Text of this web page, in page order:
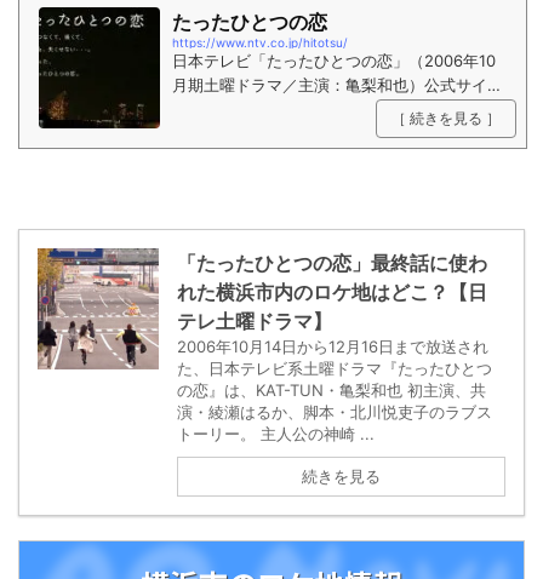
たったひとつの恋
https://www.ntv.co.jp/hitotsu/
日本テレビ「たったひとつの恋」（2006年10
月期土曜ドラマ／主演：亀梨和也）公式サイ
［ 続きを見る ］
「たったひとつの恋」最終話に使わ
れた横浜市内のロケ地はどこ？【日
テレ土曜ドラマ】
2006年10月14日から12月16日まで放送され
た、日本テレビ系土曜ドラマ『たったひとつ
の恋』は、KAT-TUN・亀梨和也 初主演、共
演・綾瀬はるか、脚本・北川悦吏子のラブス
トーリー。 主人公の神崎 ...
続きを見る